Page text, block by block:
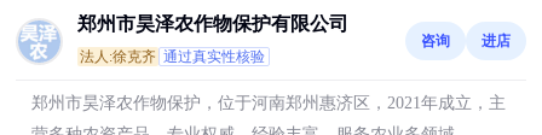
郑州市昊泽农作物保护有限公司
法人:徐克齐 通过真实性核验
咨询 进店
郑州市昊泽农作物保护，位于河南郑州惠济区，2021年成立，主